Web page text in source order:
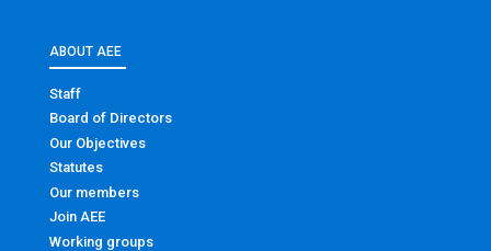
ABOUT AEE
Staff
Board of Directors
Our Objectives
Statutes
Our members
Join AEE
Working groups